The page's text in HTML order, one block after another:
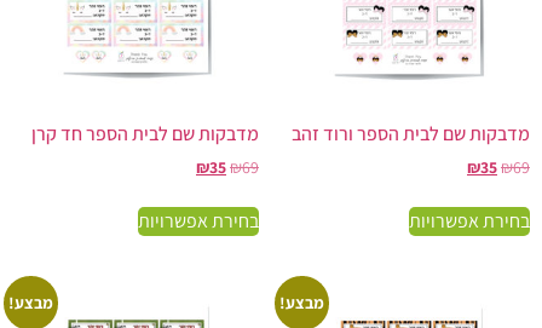
מדבקות שם לבית הספר ורוד זהב
₪69
₪35
בחירת אפשרויות
מדבקות שם לבית הספר חד קרן
₪69
₪35
בחירת אפשרויות
מבצע! מבצע!